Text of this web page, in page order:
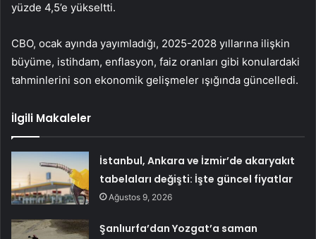
yüzde 4,5’e yükseltti.
CBO, ocak ayında yayımladığı, 2025-2028 yıllarına ilişkin
büyüme, istihdam, enflasyon, faiz oranları gibi konulardaki
tahminlerini son ekonomik gelişmeler ışığında güncelledi.
İlgili Makaleler
İstanbul, Ankara ve İzmir’de akaryakıt
tabelaları değişti: İşte güncel fiyatlar
Ağustos 9, 2026
Şanlıurfa’dan Yozgat’a saman